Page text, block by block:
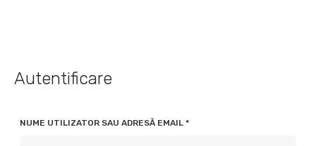
Autentificare
NUME UTILIZATOR SAU ADRESĂ EMAIL *OBLIGATORIU